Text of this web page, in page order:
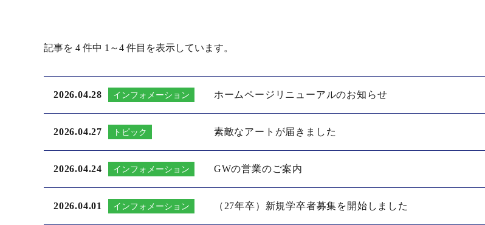
記事を 4 件中 1～4 件目を表示しています。
2026.04.28 インフォメーション ホームページリニューアルのお知らせ
2026.04.27 トピック 素敵なアートが届きました
2026.04.24 インフォメーション GWの営業のご案内
2026.04.01 インフォメーション （27年卒）新規学卒者募集を開始しました